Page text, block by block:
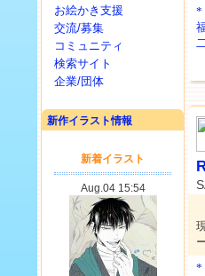
お絵かき支援
交流/募集
コミュニティ
検索サイト
企業/団体
新作イラスト情報
*
*